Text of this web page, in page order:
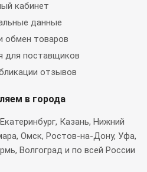
кабинет
данные
обмен товаров
для поставщиков
отзывов
в города
Казань, Нижний
Омск, Ростов-на-Дону, Уфа,
Волгоград и по всей России